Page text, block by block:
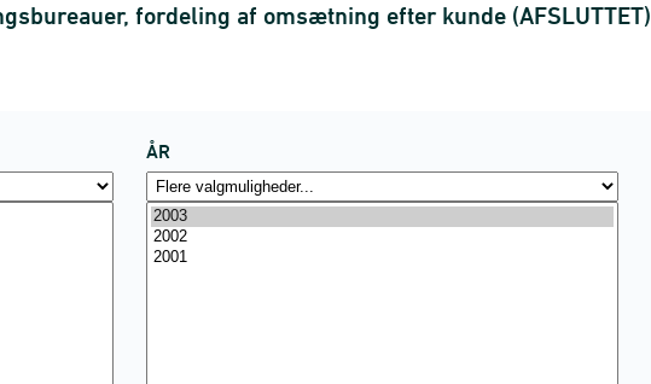
fordeling af omsætning efter kunde (AFSLUTTET)
ÅR